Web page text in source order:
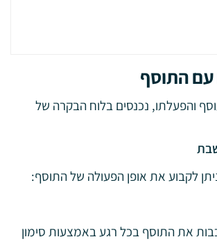
התוסף
והפעלתו, נכנסים בלוח הבקרה של
לקבוע את אופן הפעולה של התוסף:
את התוסף בכל רגע באמצעות סימון